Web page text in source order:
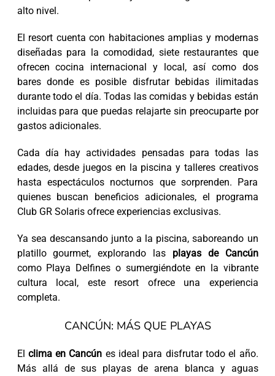
alto nivel.
El resort cuenta con habitaciones amplias y modernas
diseñadas para la comodidad, siete restaurantes que
ofrecen cocina internacional y local, así como dos
bares donde es posible disfrutar bebidas ilimitadas
durante todo el día. Todas las comidas y bebidas están
incluidas para que puedas relajarte sin preocuparte por
gastos adicionales.
Cada día hay actividades pensadas para todas las
edades, desde juegos en la piscina y talleres creativos
hasta espectáculos nocturnos que sorprenden. Para
quienes buscan beneficios adicionales, el programa
Club GR Solaris ofrece experiencias exclusivas.
Ya sea descansando junto a la piscina, saboreando un
platillo gourmet, explorando las playas de Cancún
como Playa Delfines o sumergiéndote en la vibrante
cultura local, este resort ofrece una experiencia
completa.
CANCÚN: MÁS QUE PLAYAS
El clima en Cancún es ideal para disfrutar todo el año.
Más allá de sus playas de arena blanca y aguas